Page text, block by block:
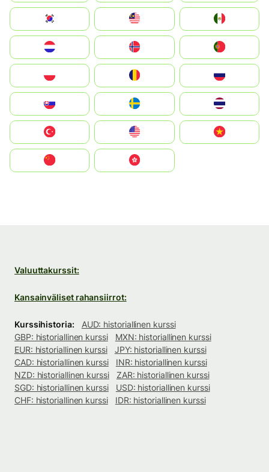
South Korea
United States
中國香港特別行政區
Valuuttakurssit:
Kansainväliset rahansiirrot:
Kurssihistoria:
AUD: historiallinen kurssi
GBP: historiallinen kurssi
MXN: historiallinen kurssi
EUR: historiallinen kurssi
JPY: historiallinen kurssi
CAD: historiallinen kurssi
INR: historiallinen kurssi
NZD: historiallinen kurssi
ZAR: historiallinen kurssi
SGD: historiallinen kurssi
USD: historiallinen kurssi
CHF: historiallinen kurssi
IDR: historiallinen kurssi